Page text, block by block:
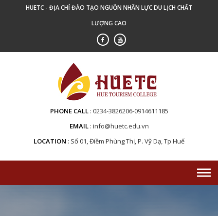
HUETC - ĐỊA CHỈ ĐÀO TẠO NGUỒN NHÂN LỰC DU LỊCH CHẤT
LƯỢNG CAO
PHONE CALL 0234-3826206-0914611185
EMAIL info@huetc.edu.vn
LOCATION
Số 01, Điềm Phùng Thị, P. Vỹ Dạ, Tp Huế